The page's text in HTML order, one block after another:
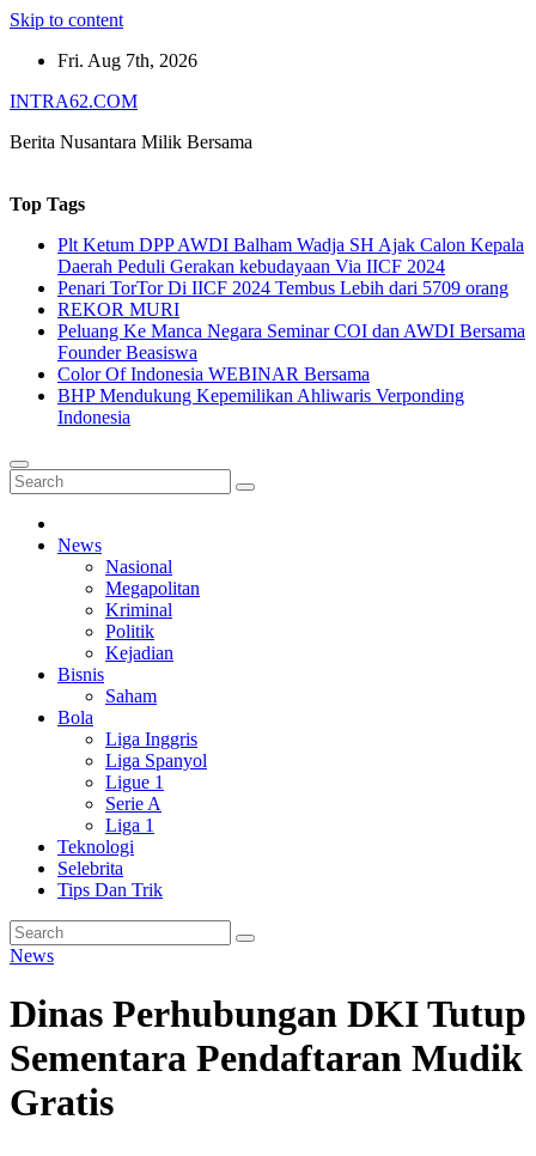
Skip to content
Fri. Aug 7th, 2026
INTRA62.COM
Berita Nusantara Milik Bersama
Top Tags
Plt Ketum DPP AWDI Balham Wadja SH Ajak Calon Kepala
Daerah Peduli Gerakan kebudayaan Via IICF 2024
Penari TorTor Di IICF 2024 Tembus Lebih dari 5709 orang
REKOR MURI
Peluang Ke Manca Negara Seminar COI dan AWDI Bersama
Founder Beasiswa
Color Of Indonesia WEBINAR Bersama
BHP Mendukung Kepemilikan Ahliwaris Verponding
Indonesia
News
Nasional
Megapolitan
Kriminal
Politik
Kejadian
Bisnis
Saham
Bola
Liga Inggris
Liga Spanyol
Ligue 1
Serie A
Liga 1
Teknologi
Selebrita
Tips Dan Trik
News
Dinas Perhubungan DKI Tutup
Sementara Pendaftaran Mudik
Gratis